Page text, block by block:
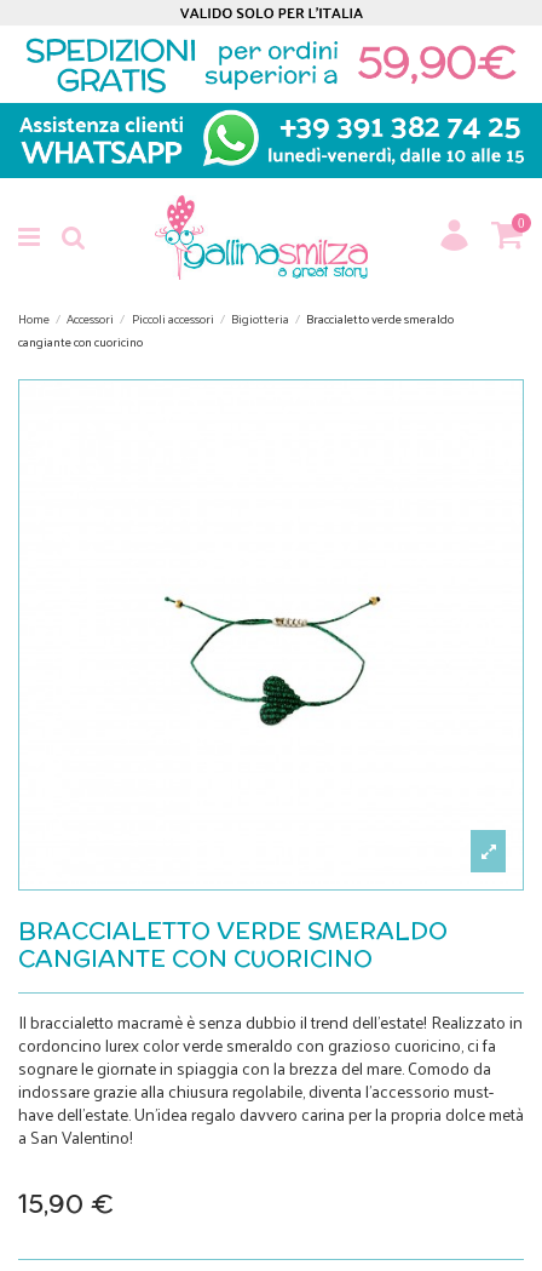
0
Home Accessori Piccoli accessori Bigiotteria
Braccialetto verde smeraldo
cangiante con cuoricino
BRACCIALETTO VERDE SMERALDO
CANGIANTE CON CUORICINO
Il braccialetto macramè è senza dubbio il trend dell'estate! Realizzato in
cordoncino lurex color verde smeraldo con grazioso cuoricino, ci fa
sognare le giornate in spiaggia con la brezza del mare. Comodo da
indossare grazie alla chiusura regolabile, diventa l'accessorio must-
have dell'estate. Un'idea regalo davvero carina per la propria dolce metà
a San Valentino!
15,90 €